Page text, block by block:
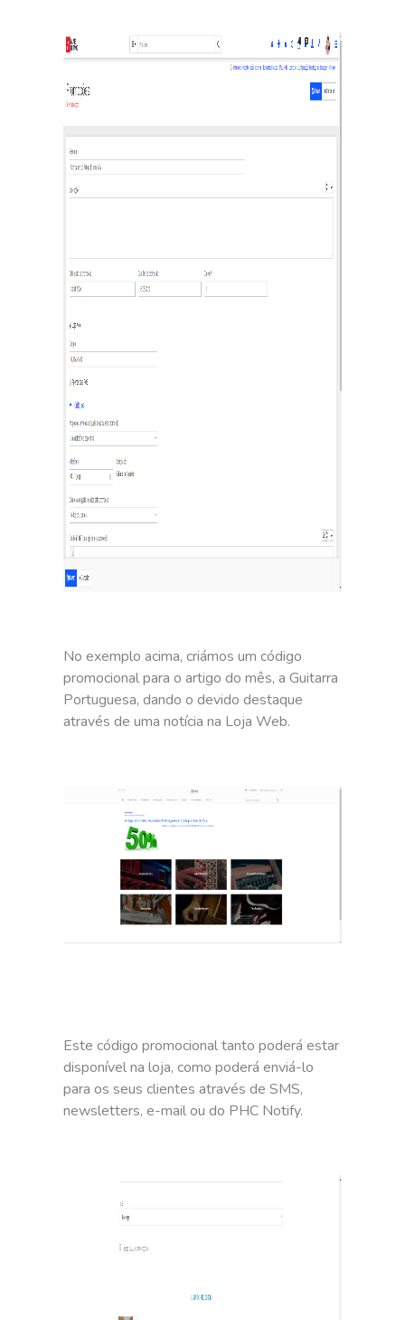
No exemplo acima, criámos um código
promocional para o artigo do mês, a Guitarra
Portuguesa, dando o devido destaque
através de uma notícia na Loja Web.
Este código promocional tanto poderá estar
disponível na loja, como poderá enviá-lo
para os seus clientes através de SMS,
newsletters, e-mail ou do PHC Notify.